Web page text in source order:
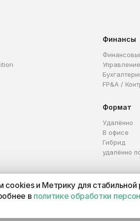
Финансы
FP&A /
Формат
Удалённо
В офисе
Гибрид
удалённо
cookies и Метрику для стабильной
в политике обработки